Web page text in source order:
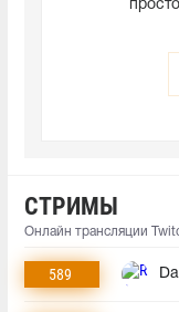
СТРИМЫ
Онлайн трансляции
589